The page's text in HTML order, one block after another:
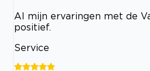
Al mijn ervaringen met de
positief.
Service